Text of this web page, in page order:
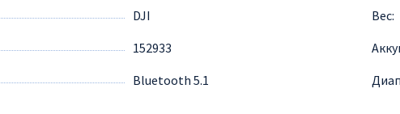
DJI
152933
Bluetooth 5.1
Вес